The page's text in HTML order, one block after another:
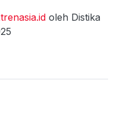
oleh Distika